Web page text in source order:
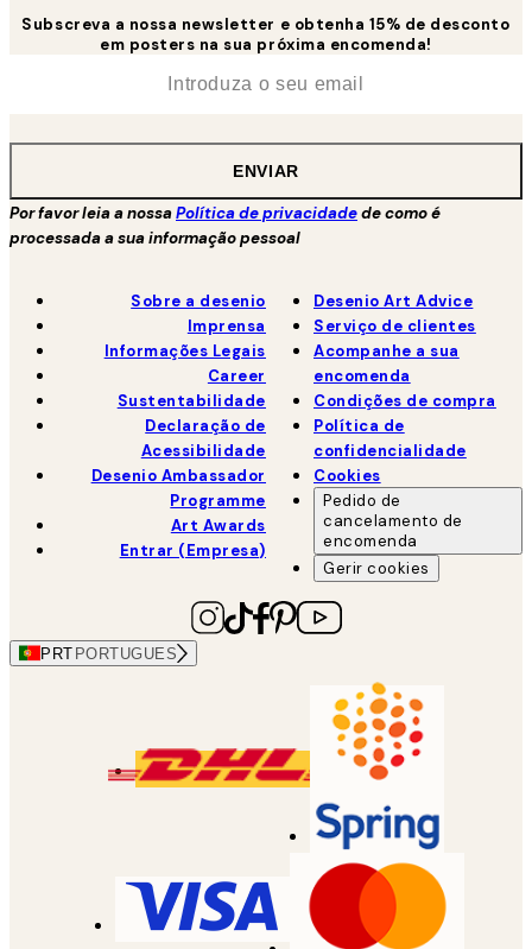
Subscreva a nossa newsletter e obtenha 15% de desconto
em posters na sua próxima encomenda!
ENVIAR
Por favor leia a nossaPolítica de privacidadede como é
processada a sua informação pessoal
Sobre a desenio
Imprensa
Informações Legais
Career
Sustentabilidade
Declaração de
Acessibilidade
Desenio Ambassador
Programme
Art Awards
Entrar (Empresa)
Desenio Art Advice
Serviço de clientes
Acompanhe a sua
encomenda
Condições de compra
Política de
confidencialidade
Cookies
Pedido de
cancelamento de
encomenda
Gerir cookies
PRT PORTUGUES